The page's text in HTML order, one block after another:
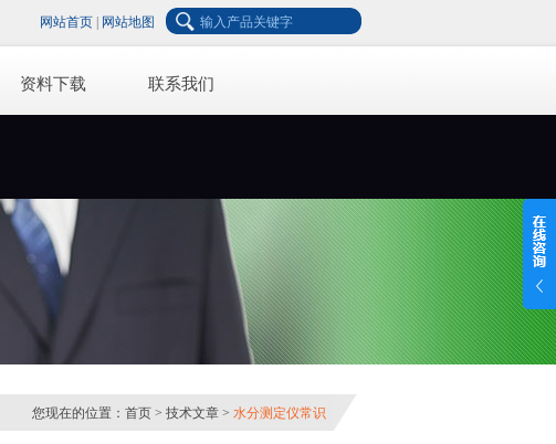
网站首页 网站地图
资料下载 联系我们
您现在的位置： 首页 > 技术文章 > 水分测定仪常识